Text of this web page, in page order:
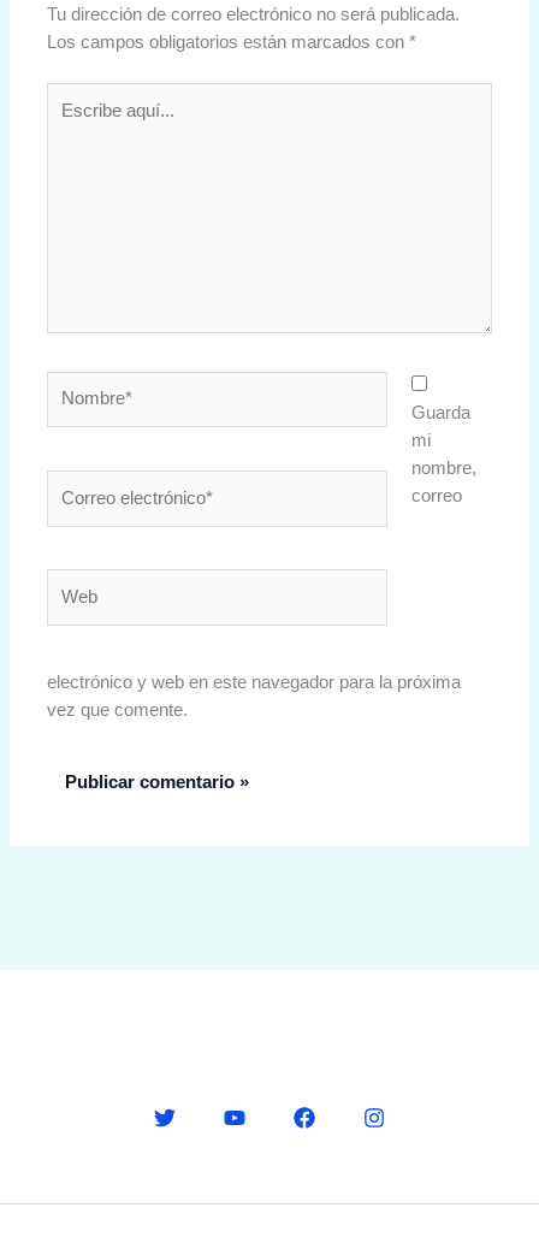
Tu dirección de correo electrónico no será publicada.
Los campos obligatorios están marcados con*
aquí...
electrónico*
Guarda
mi
nombre,
correo
electrónico y web en este navegador para la próxima
vez que comente.